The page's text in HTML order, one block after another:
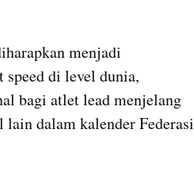
menjadi
di level dunia,
bagi atlet lead menjelang
lain dalam kalender Federasi